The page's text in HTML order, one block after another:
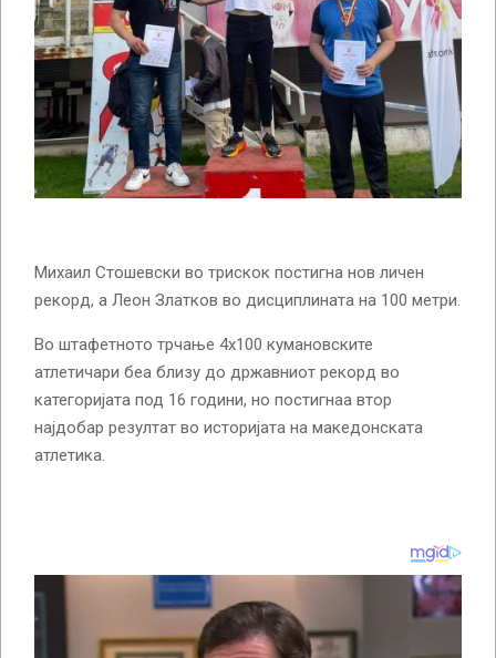
Михаил Стошевски во трискок постигна нов личен
рекорд, а Леон Златков во дисциплината на 100 метри.
Во штафетното трчање 4х100 кумановските
атлетичари беа близу до државниот рекорд во
категоријата под 16 години, но постигнаа втор
најдобар резултат во историјата на македонската
атлетика.